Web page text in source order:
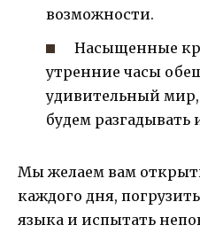
возможности.
Насыщенные
утренние часы
удивительный
будем разгадывать
Мы желаем вам
каждого дня,
языка и испытать